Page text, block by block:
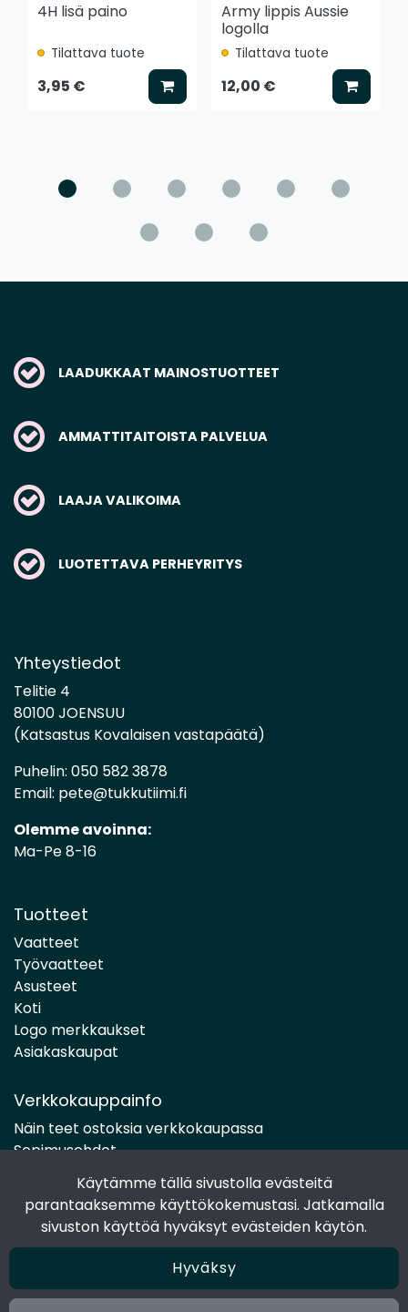
Käytämme tällä sivustolla evästeitä
parantaaksemme käyttökokemustasi. Jatkamalla
sivuston käyttöä hyväksyt evästeiden käytön.
Hyväksy
4H lisä paino
Tilattava tuote
3,95 € Lisää koriin
Army lippis Aussie
logolla
Tilattava tuote
12,00 € Lisää
LAADUKKAAT MAINOSTUOTTEET
AMMATTITAITOISTA PALVELUA
LAAJA VALIKOIMA
LUOTETTAVA PERHEYRITYS
Yhteystiedot
Telitie 4
80100 JOENSUU
(Katsastus Kovalaisen vastapäätä)
Puhelin: 050 582 3878
Email: pete@tukkutiimi.fi
Olemme avoinna:
Ma-Pe 8-16
Tuotteet
Vaatteet
Työvaatteet
Asusteet
Koti
Logo merkkaukset
Asiakaskaupat
Verkkokauppainfo
Näin teet ostoksia verkkokaupassa
Sopimusehdot
Toimitustavat
Maksutavat
Tietosuojaseloste
Seuraa sosiaalisessa mediassa